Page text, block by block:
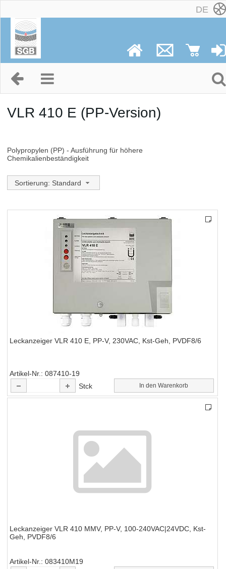
DE
VLR 410 E (PP-Version)
Polypropylen (PP) - Ausführung für höhere
Chemikalienbeständigkeit
Sortierung: Standard
Leckanzeiger VLR 410 E, PP-V, 230VAC, Kst-Geh, PVDF8/6
Artikel-Nr.
087410-19
Stck
In den Warenkorb
Leckanzeiger VLR 410 MMV, PP-V, 100-240VAC|24VDC, Kst-
Geh, PVDF8/6
Artikel-Nr.
083410M19